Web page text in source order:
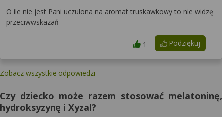
O ile nie jest Pani uczulona na aromat truskawkowy to nie widzę
przeciwwskazań
Podziękuj
1
Zobacz wszystkie odpowiedzi
Czy dziecko może razem stosować melatoninę,
hydroksyzynę i Xyzal?